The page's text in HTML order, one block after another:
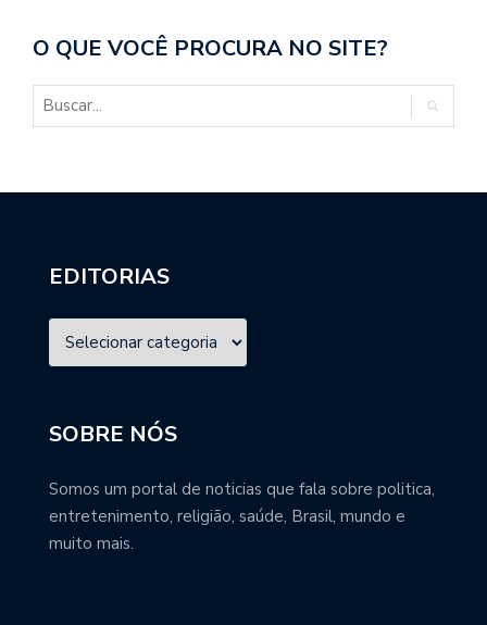
O QUE VOCÊ PROCURA NO SITE?
EDITORIAS
SOBRE NÓS
Somos um portal de noticias que fala sobre politica,
entretenimento, religião, saúde, Brasil, mundo e
muito mais.